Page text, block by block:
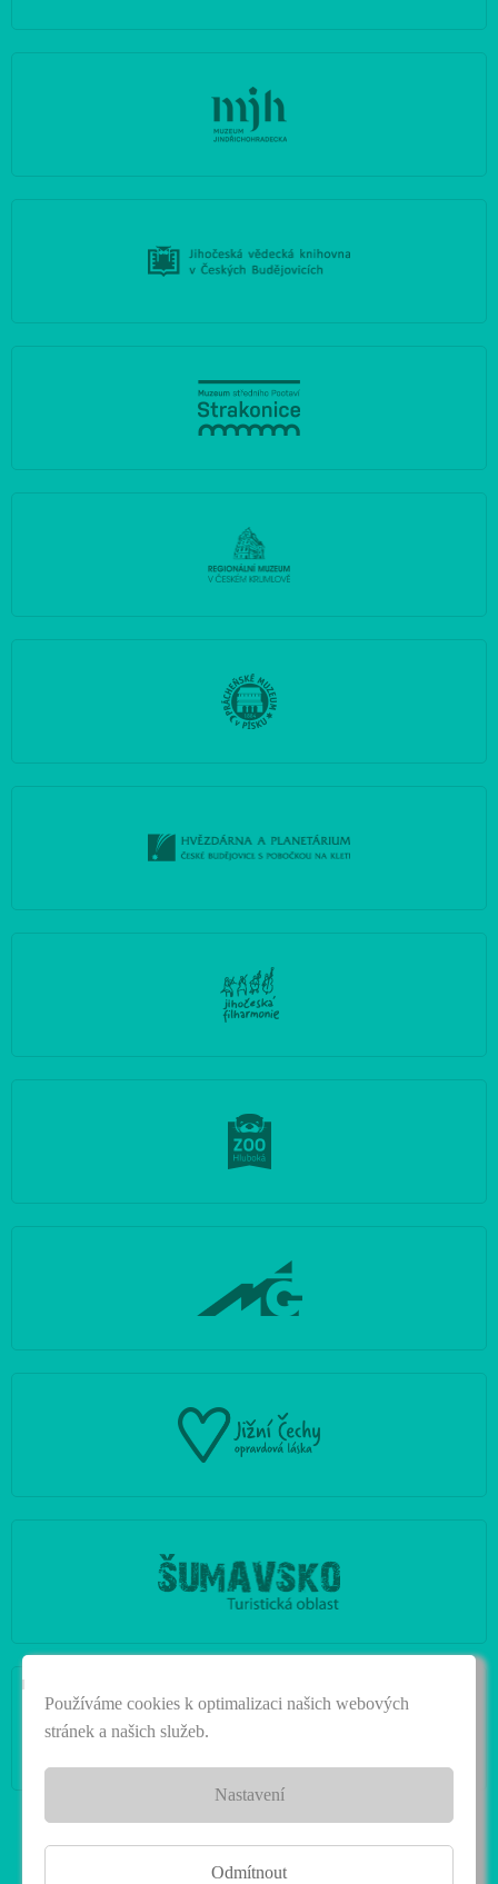
|
Používáme cookies k optimalizaci našich webových
stránek a našich služeb.
Nastavení
Odmítnout